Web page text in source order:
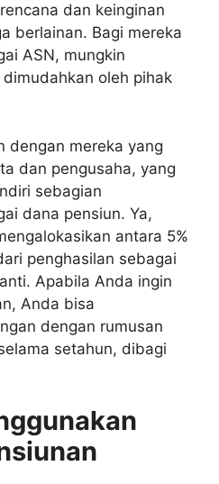
dan keinginan
berlainan. Bagi mereka
ASN, mungkin
oleh pihak
dengan mereka yang
dan pengusaha, yang
sebagian
dana pensiun. Ya,
antara 5%
penghasilan sebagai
Apabila Anda ingin
Anda bisa
dengan rumusan
setahun, dibagi